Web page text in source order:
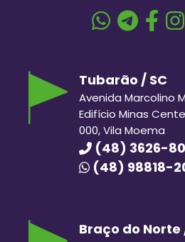
Tubarão / SC
Avenida Marcolino
Edifício Minas
000, Vila Moema
(48) 3626-
(48) 98818-
Braço do Norte